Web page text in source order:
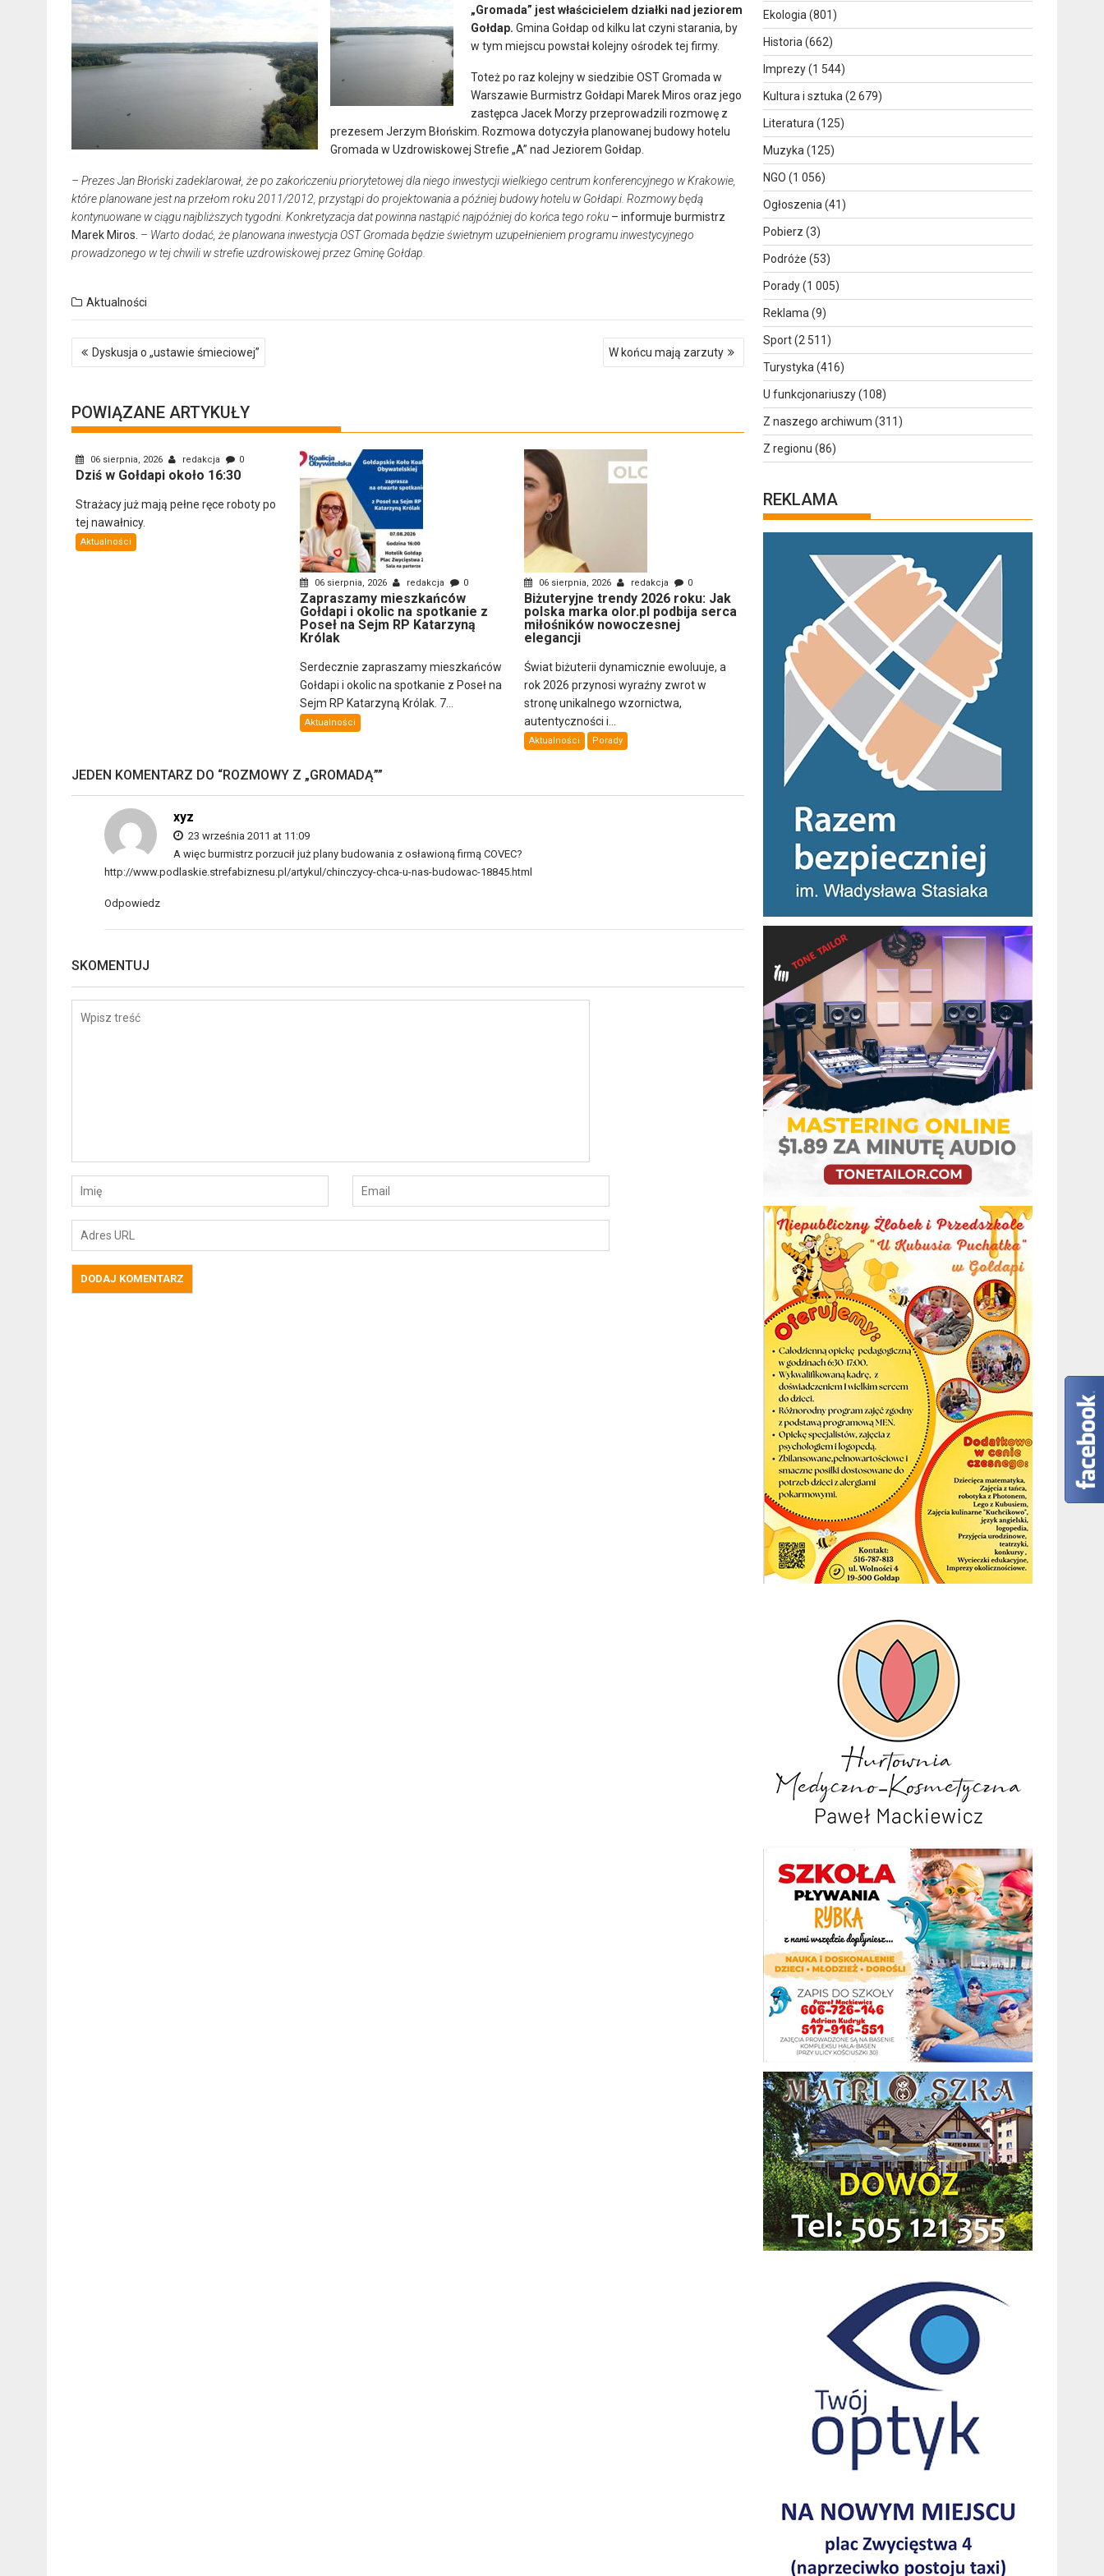
„Gromada” jest właścicielem działki nad jeziorem
Gołdap. Gmina Gołdap od kilku lat czyni starania, by
w tym miejscu powstał kolejny ośrodek tej firmy.
Toteż po raz kolejny w siedzibie OST Gromada w
Warszawie Burmistrz Gołdapi Marek Miros oraz jego
zastępca Jacek Morzy przeprowadzili rozmowę z
prezesem Jerzym Błońskim. Rozmowa dotyczyła planowanej budowy hotelu
Gromada w Uzdrowiskowej Strefie „A” nad Jeziorem Gołdap.
– Prezes Jan Błoński zadeklarował, że po zakończeniu priorytetowej dla niego inwestycji wielkiego centrum konferencyjnego w Krakowie,
które planowane jest na przełom roku 2011/2012, przystąpi do projektowania a później budowy hotelu w Gołdapi. Rozmowy będą
kontynuowane w ciągu najbliższych tygodni. Konkretyzacja dat powinna nastąpić najpóźniej do końca tego roku – informuje burmistrz
Marek Miros. – Warto dodać, że planowana inwestycja OST Gromada będzie świetnym uzupełnieniem programu inwestycyjnego
prowadzonego w tej chwili w strefie uzdrowiskowej przez Gminę Gołdap.
Aktualności
Nawigacja
wpisu
Dyskusja o „ustawie śmieciowej” W końcu mają zarzuty
POWIĄZANE ARTYKUŁY
06 sierpnia, 2026 redakcja 0
Dziś w Gołdapi około 16:30
Strażacy już mają pełne ręce roboty po
tej nawałnicy.
Aktualności
06 sierpnia, 2026 redakcja 0
Zapraszamy mieszkańców
Gołdapi i okolic na spotkanie z
Poseł na Sejm RP Katarzyną
Królak
Serdecznie zapraszamy mieszkańców
Gołdapi i okolic na spotkanie z Poseł na
Sejm RP Katarzyną Królak. 7...
Aktualności
06 sierpnia, 2026 redakcja 0
Biżuteryjne trendy 2026 roku: Jak
polska marka olor.pl podbija serca
miłośników nowoczesnej
elegancji
Świat biżuterii dynamicznie ewoluuje, a
rok 2026 przynosi wyraźny zwrot w
stronę unikalnego wzornictwa,
autentyczności i...
Aktualności Porady
JEDEN KOMENTARZ DO “ROZMOWY Z „GROMADĄ””
xyz
23 września 2011 at 11:09
A więc burmistrz porzucił już plany budowania z osławioną firmą COVEC?
http://www.podlaskie.strefabiznesu.pl/artykul/chinczycy-chca-u-nas-budowac-18845.html
Odpowiedz
SKOMENTUJ
Ekologia (801)
Historia (662)
Imprezy(1 544)
Kultura i sztuka (2 679)
Literatura (125)
Muzyka (125)
NGO (1 056)
Ogłoszenia (41)
Pobierz (3)
Podróże (53)
Porady(1 005)
Reklama (9)
Sport(2 511)
Turystyka (416)
U funkcjonariuszy(108)
Z naszego archiwum (311)
Z regionu (86)
REKLAMA